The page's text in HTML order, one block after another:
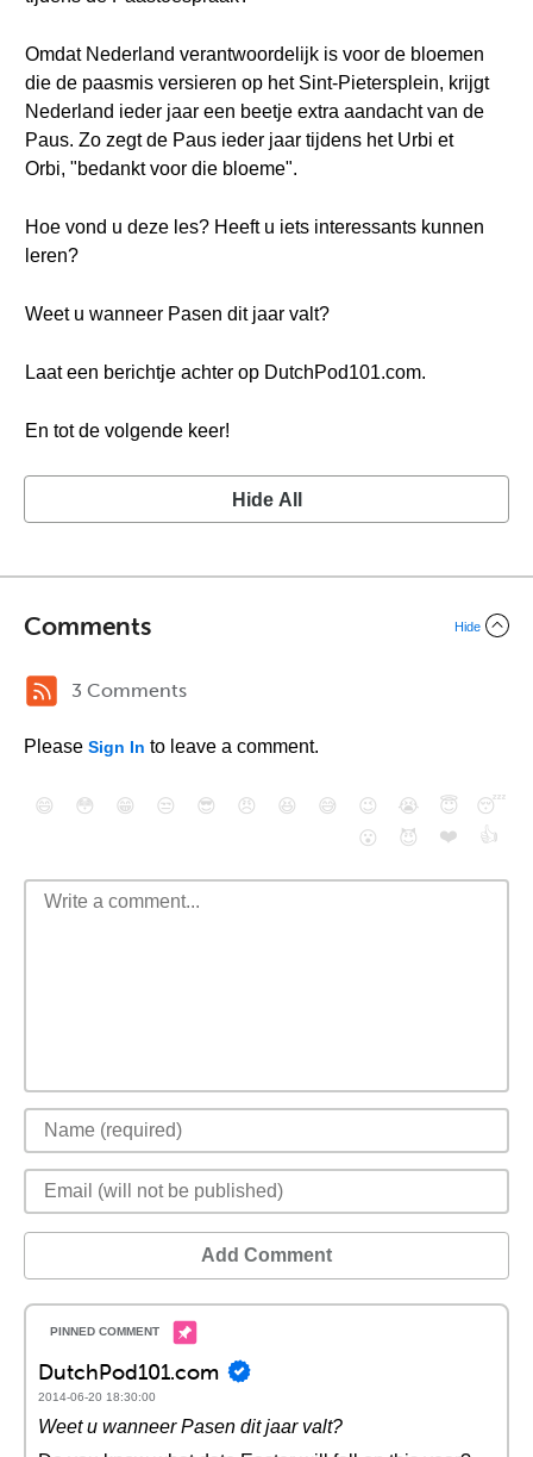
Omdat Nederland verantwoordelijk is voor de bloemen
die de paasmis versieren op het Sint-Pietersplein, krijgt
Nederland ieder jaar een beetje extra aandacht van de
Paus. Zo zegt de Paus ieder jaar tijdens het Urbi et
Orbi, "bedankt voor die bloeme".
Hoe vond u deze les? Heeft u iets interessants kunnen
leren?
Weet u wanneer Pasen dit jaar valt?
Laat een berichtje achter op DutchPod101.com.
En tot de volgende keer!
Hide All
Comments Hide
3 Comments
Please Sign In to leave a comment.
😄 😳 😁 😒 😎 😠 😆 😅 😉 😭 😇
😴
😮
😈 ❤️ 👍
Add Comment
DutchPod101.com
2014-06-20 18:30:00
Weet u wanneer Pasen dit jaar valt?